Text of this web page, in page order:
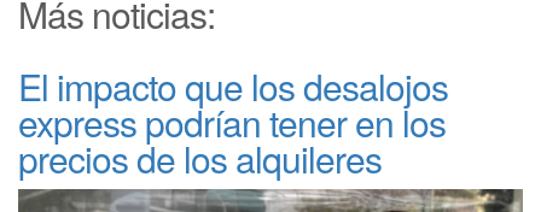
Más noticias:
El impacto que los desalojos
express podrían tener en los
precios de los alquileres